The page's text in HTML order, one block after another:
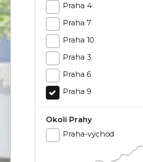
Praha 4
Praha 7
Praha 10
Praha 3
Praha 6
Praha 9
Okolí Prahy
Praha-východ